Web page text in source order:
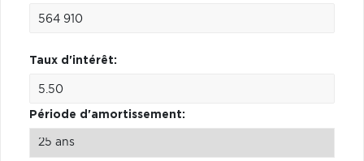
Taux d'intérêt:
Période d'amortissement: